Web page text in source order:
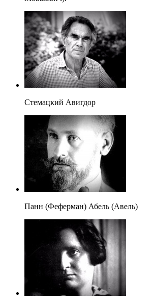
Стемацкий Авигдор
Панн (Феферман) Абель (Авель)